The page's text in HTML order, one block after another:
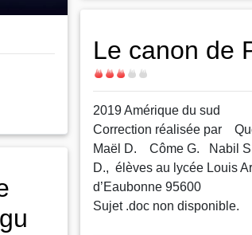
Le canon de
Difficulté
2019 Amérique du sud
Correction réalisée par
Maël D. Côme G. Nabil
D., élèves au lycée Louis
d’Eaubonne 95600
Sujet .doc non disponible.